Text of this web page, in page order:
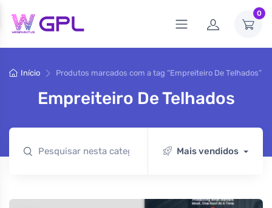
0
Início Produtos marcados com a tag “Empreiteiro De Telhados”
Empreiteiro De Telhados
Mais vendidos